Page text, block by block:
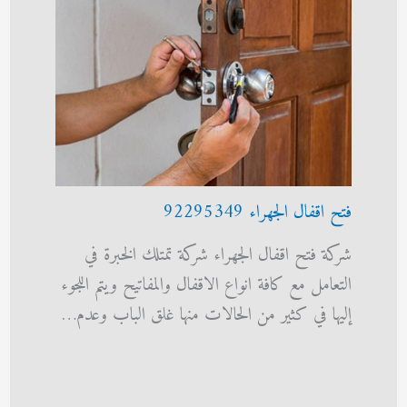
فتح اقفال الجهراء 92295349
شركة فتح اقفال الجهراء شركة تمتلك الخبرة في
التعامل مع كافة انواع الاقفال والمفاتيح ويتم اللجوء
إليها في كثير من الحالات منها غلق الباب وعدم…